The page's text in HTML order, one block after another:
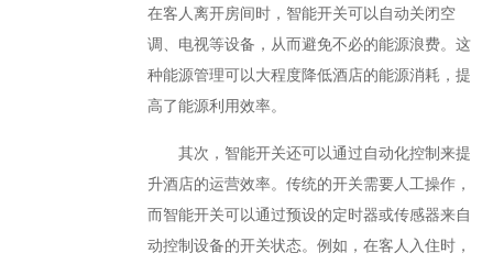
在客人离开房间时，智能开关可以自动关闭空
调、电视等设备，从而避免不必的能源浪费。这
种能源管理可以大程度降低酒店的能源消耗，提
高了能源利用效率。
其次，智能开关还可以通过自动化控制来提
升酒店的运营效率。传统的开关需要人工操作，
而智能开关可以通过预设的定时器或传感器来自
动控制设备的开关状态。例如，在客人入住时，